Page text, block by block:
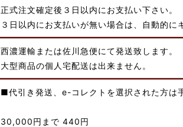
正式注文確定後３日以内にお支払い下さい。
３日以内にお支払いが無い場合は、自動的に
西濃運輸または佐川急便にて発送致します。
大型商品の個人宅配送は出来ません。
■代引き発送、e-コレクトを選択された方は
30,000円まで 440円